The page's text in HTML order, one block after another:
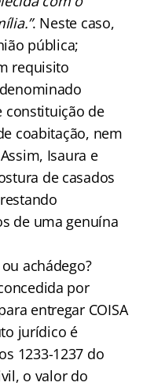
. Neste caso,
pública;
requisito
constituição de
coabitação, nem
Isaura e
de casados
de uma genuína
achádego?
por
entregar COISA
jurídico é
1233-1237 do
o valor do